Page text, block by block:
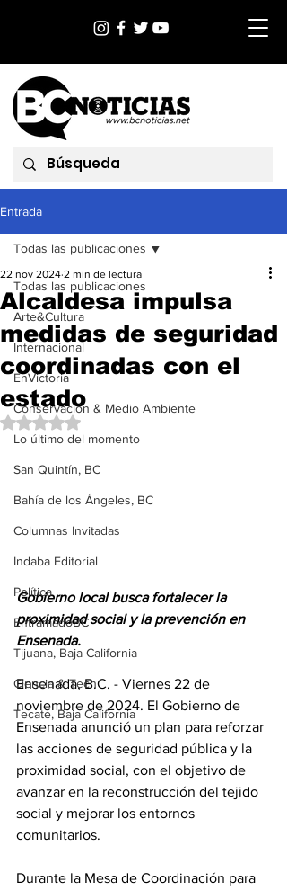
Entrada
Todas las publicaciones
Arte&Cultura
Internacional
EnVictoria
Conservación & Medio Ambiente
Lo último del momento
San Quintín, BC
Bahía de los Ángeles, BC
Columnas Invitadas
Indaba Editorial
Política
EntramadoBC
Tijuana, Baja California
Ciencia & Tech
Tecate, Baja California
Todas las publicaciones
Alcaldesa impulsa
medidas de seguridad
coordinadas con el
estado
22 nov 2024 2 min de lectura
Obtuvo NaN de 5 estrellas.
Gobierno local busca fortalecer la
proximidad social y la prevención en
Ensenada.
Ensenada, B.C. - Viernes 22 de
noviembre de 2024. El Gobierno de
Ensenada anunció un plan para reforzar
las acciones de seguridad pública y la
proximidad social, con el objetivo de
avanzar en la reconstrucción del tejido
social y mejorar los entornos
comunitarios.
Durante la Mesa de Coordinación para